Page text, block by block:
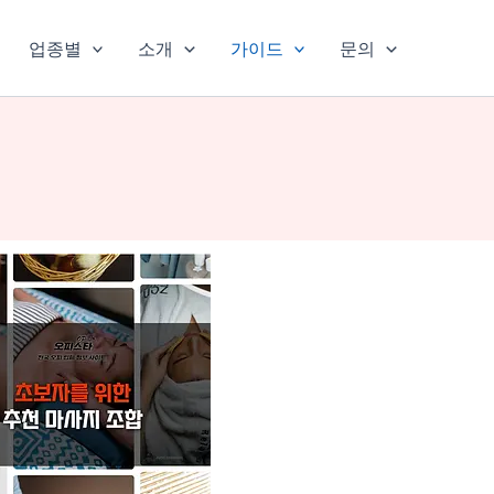
업종별 소개 가이드 문의